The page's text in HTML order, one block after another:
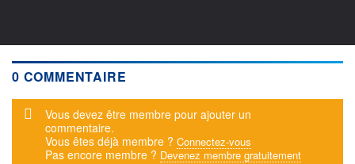
0 COMMENTAIRE
Message d'alerte
Vous devez être membre pour ajouter un
commentaire.
Vous êtes déjà membre ? Connectez-vous
Pas encore membre ? Devenez membre gratuitement